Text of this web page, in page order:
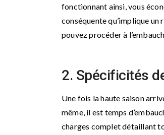
fonctionnant ainsi, vous
conséquente qu’implique un
pouvez procéder à
2. Spécificités
Une fois la haute saison
même, il est temps
charges complet détaillant